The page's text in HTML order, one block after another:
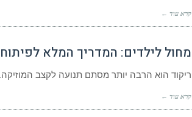
קרא עוד ←
מחול לילדים: המדריך המלא לפיתוח
ריקוד הוא הרבה יותר מסתם תנועה לקצב המוזיקה.
קרא עוד ←